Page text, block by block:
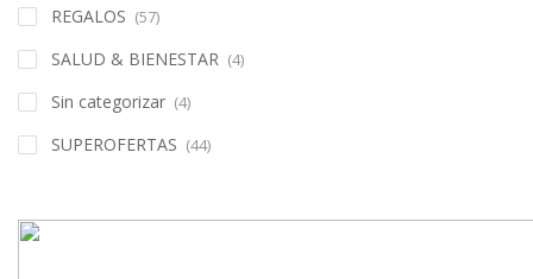
REGALOS (57)
SALUD & BIENESTAR (4)
Sin categorizar (4)
SUPEROFERTAS (44)